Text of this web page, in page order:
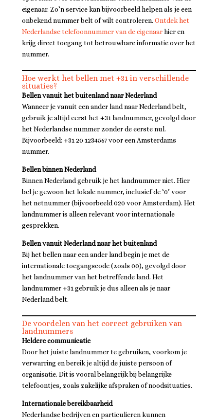
eigenaar. Zo’n service kan bijvoorbeeld helpen als je een
onbekend nummer belt of wilt controleren. Ontdek het
Nederlandse telefoonnummer van de eigenaarhier en
krijg direct toegang tot betrouwbare informatie over het
nummer.
Hoe werkt het bellen met +31 in verschillende
situaties?
Bellen vanuit het buitenland naar Nederland
Wanneer je vanuit een ander land naar Nederland belt,
gebruik je altijd eerst het +31 landnummer, gevolgd door
het Nederlandse nummer zonder de eerste nul.
Bijvoorbeeld: +31 20 1234567 voor een Amsterdams
nummer.
Bellen binnen Nederland
Binnen Nederland gebruik je het landnummer niet. Hier
bel je gewoon het lokale nummer, inclusief de ‘0’ voor
het netnummer (bijvoorbeeld 020 voor Amsterdam). Het
landnummer is alleen relevant voor internationale
gesprekken.
Bellen vanuit Nederland naar het buitenland
Bij het bellen naar een ander land begin je met de
internationale toegangscode (zoals 00), gevolgd door
het landnummer van het betreffende land. Het
landnummer +31 gebruik je dus alleen als je naar
Nederland belt.
De voordelen van het correct gebruiken van
landnummers
Heldere communicatie
Door het juiste landnummer te gebruiken, voorkom je
verwarring en bereik je altijd de juiste persoon of
organisatie. Dit is vooral belangrijk bij belangrijke
telefoontjes, zoals zakelijke afspraken of noodsituaties.
Internationale bereikbaarheid
Nederlandse bedrijven en particulieren kunnen